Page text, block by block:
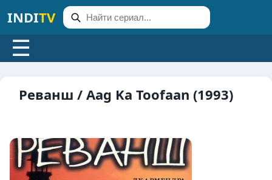
INDITV
☰
Реванш / Aag Ka Toofaan (1993)